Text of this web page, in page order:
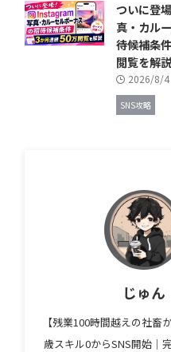
ついに登
真・カル
待候補条
閲覧を解説
2026/8/4
SNS攻略
じゅん
【残業100時間越えの社畜
歳スキル0からSNS開始｜